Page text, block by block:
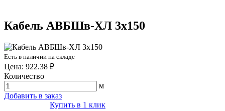
Кабель АВБШв-ХЛ 3х150
Есть в наличии на складе
Цена: 922.38 ₽
Количество
м
Добавить в заказ
Купить в 1 клик